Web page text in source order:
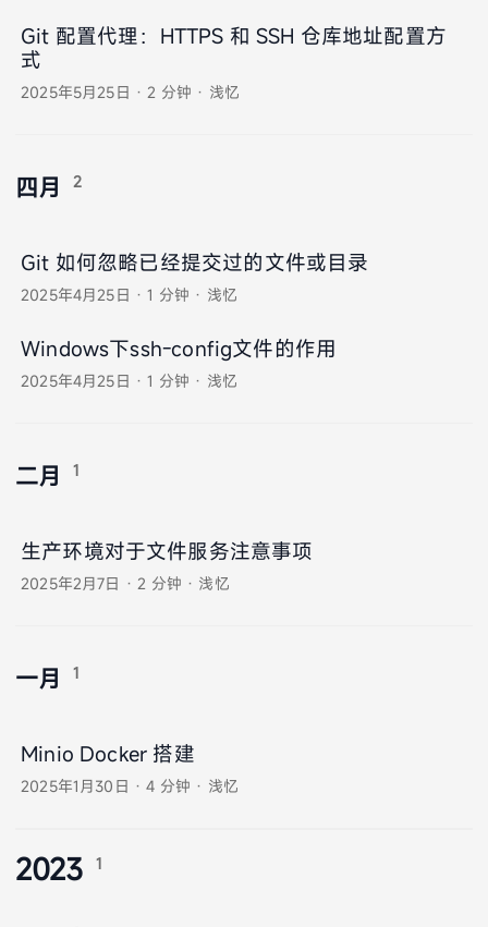
Git 配置代理：HTTPS 和 SSH 仓库地址配置方
式
2025年5月25日 ·2 分钟 · 浅忆
四月 2
Git 如何忽略已经提交过的文件或目录
2025年4月25日 ·1 分钟 · 浅忆
Windows下ssh-config文件的作用
2025年4月25日 ·1 分钟 · 浅忆
二月 1
生产环境对于文件服务注意事项
2025年2月7日 ·2 分钟 · 浅忆
一月 1
Minio Docker 搭建
2025年1月30日 ·4 分钟 · 浅忆
2023 1